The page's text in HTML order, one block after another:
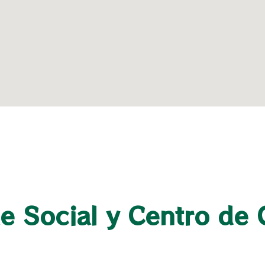
Social y Centro de